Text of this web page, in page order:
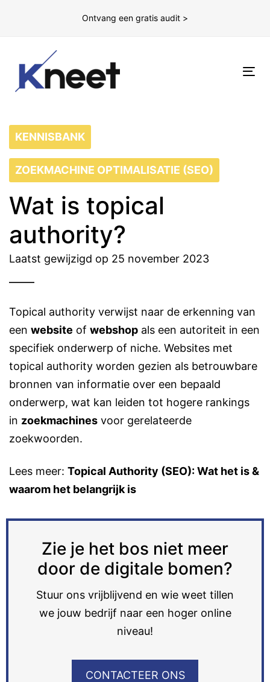
Ontvang een gratis audit >
KENNISBANK
ZOEKMACHINE OPTIMALISATIE (SEO)
Wat is topical
authority?
Laatst gewijzigd op 25 november 2023
Topical authority verwijst naar de erkenning van
een website of webshop als een autoriteit in een
specifiek onderwerp of niche. Websites met
topical authority worden gezien als betrouwbare
bronnen van informatie over een bepaald
onderwerp, wat kan leiden tot hogere rankings
in zoekmachines voor gerelateerde
zoekwoorden.
Lees meer: Topical Authority (SEO): Wat het is &
waarom het belangrijk is
Zie je het bos niet meer
door de digitale bomen?
Stuur ons vrijblijvend en wie weet tillen
we jouw bedrijf naar een hoger online
niveau!
CONTACTEER ONS